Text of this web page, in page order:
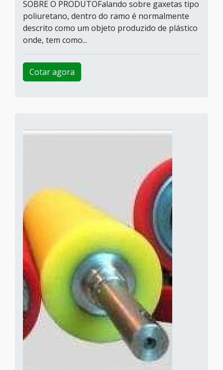
SOBRE O PRODUTOFalando sobre gaxetas tipo
poliuretano, dentro do ramo é normalmente
descrito como um objeto produzido de plástico
onde, tem como...
Cotar agora